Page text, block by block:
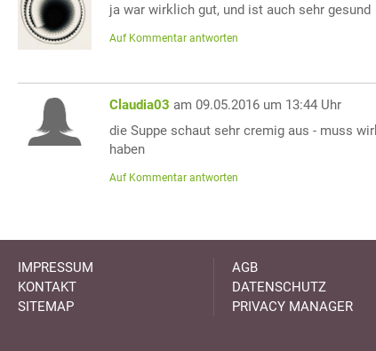
ja war wirklich gut, und ist auch sehr gesund
Auf Kommentar antworten
Claudia03 am 09.05.2016 um 13:44 Uhr
die Suppe schaut sehr cremig aus - muss
haben
Auf Kommentar antworten
IMPRESSUM
KONTAKT
SITEMAP
AGB
DATENSCHUTZ
PRIVACY MANAGER